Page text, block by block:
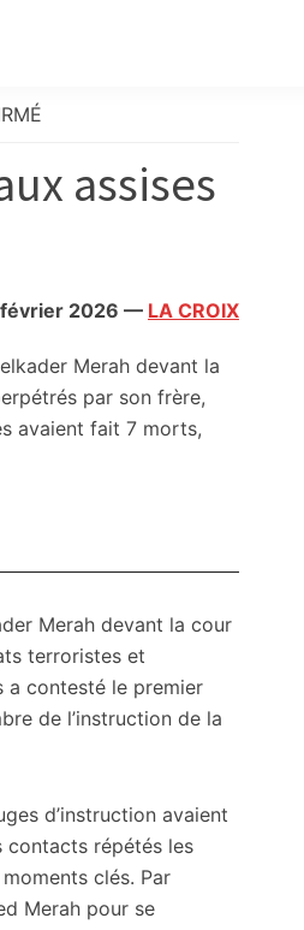
assises
2026 — LA CROIX
Merah devant la
par son frère,
avaient fait 7 morts,
Merah devant la cour
terroristes et
a contesté le premier
de l’instruction de la
d’instruction avaient
contacts répétés les
clés. Par
Merah pour se